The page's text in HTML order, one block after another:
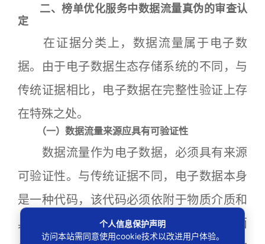
二、榜单优化服务中数据流量真伪的审查认
定
在证据分类上，数据流量属于电子数
据。由于电子数据生态存储系统的不同，与
传统证据相比，电子数据在完整性验证上存
在特殊之处。
（一）数据流量来源应具有可验证性
数据流量作为电子数据，必须具有来源
可验证性。与传统证据不同，电子数据本身
是一种代码，该代码必须依附于物质介质和
具有算法功能的电子系统才得以生成。书面
个人信息保护声明
访问本站需同意使用cookie技术以改进用户体验。